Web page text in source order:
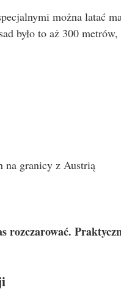
było to aż 300
na granicy z Austrią
rozczarować.